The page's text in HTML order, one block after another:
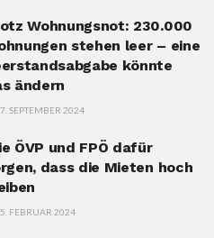
Wohnungsnot: 230.000
stehen leer – eine
könnte
ändern
SEPTEMBER 2024
ÖVP und FPÖ dafür
dass die Mieten hoch
FEBRUAR 2024